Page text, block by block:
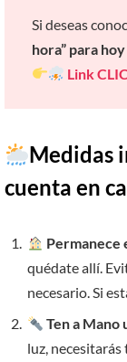
Si deseas
hora” para
Link
Medidas
cuenta en
Permanece
quédate allí.
necesario. Si
Ten a Mano
luz,